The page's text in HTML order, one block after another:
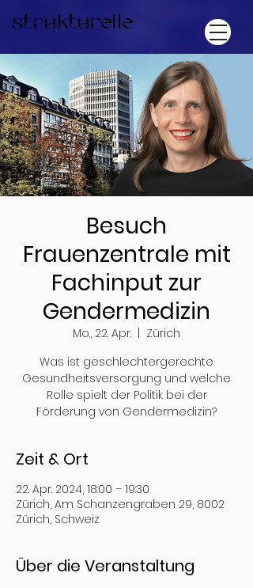
strukturelle
Besuch
Frauenzentrale mit
Fachinput zur
Gendermedizin
Mo., 22. Apr.
Zürich
Was ist geschlechtergerechte
Gesundheitsversorgung und welche
Rolle spielt der Politik bei der
Förderung von Gendermedizin?
Zeit & Ort
22. Apr. 2024, 18:00 – 19:30
Zürich, Am Schanzengraben 29, 8002
Zürich, Schweiz
Über die Veranstaltung